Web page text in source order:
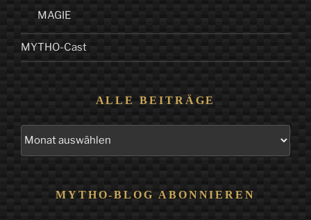
MAGIE
MYTHO-Cast
ALLE BEITRÄGE
MYTHO-BLOG ABONNIEREN